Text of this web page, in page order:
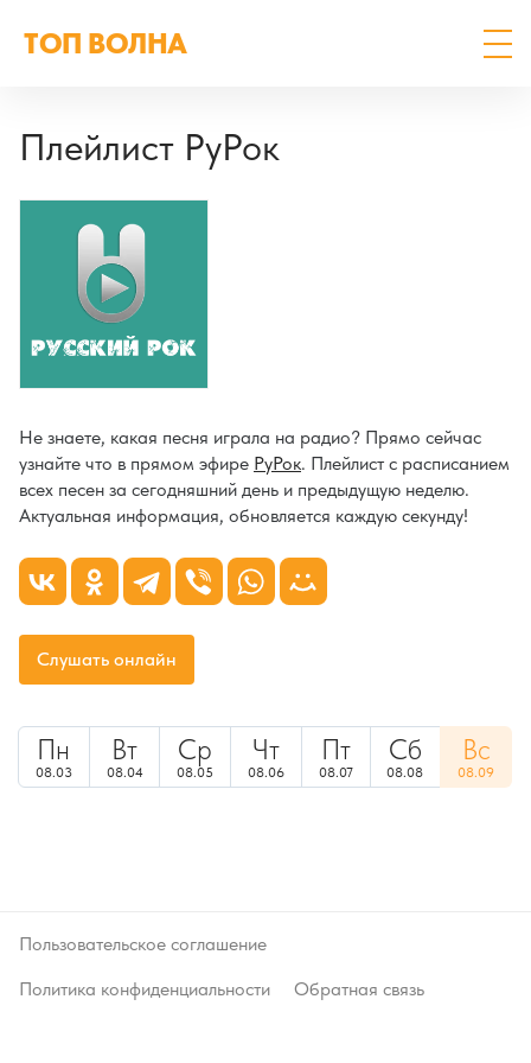
ТОП ВОЛНА
Плейлист РуРок
Не знаете, какая песня играла на радио? Прямо сейчас
узнайте что в прямом эфире РуРок. Плейлист с расписанием
всех песен за сегодняшний день и предыдущую неделю.
Актуальная информация, обновляется каждую секунду!
Слушать онлайн
Пн
08.03
Вт
08.04
Ср
08.05
Чт
08.06
Пт
08.07
Сб
08.08
Вс
08.09
Пользовательское соглашение
Политика конфиденциальности
Обратная связь